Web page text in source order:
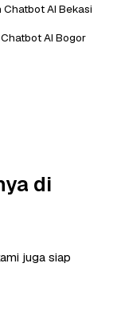
Chatbot AI Bekasi
AI Bogor
di
juga siap